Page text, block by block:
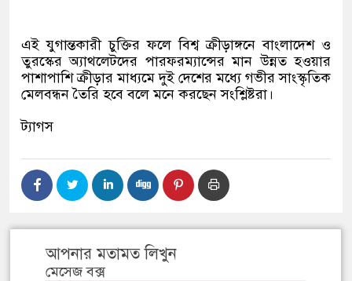
এই যুগান্তকারী চুক্তির ফলে বিশ্ব ক্রীড়াঙ্গনে বাংলাদেশ ও
তুরস্কের অ্যাথলেটদের পারফরম্যান্সের মান উন্নত হওয়ার
পাশাপাশি ক্রীড়ার মাধ্যমে দুই দেশের মধ্যে গভীর সাংস্কৃতিক
মেলবন্ধন তৈরি হবে বলে মনে করছেন সংশ্লিষ্টরা।
ট্যাগস
আপনার মতামত লিখুন
মেসেজ বক্স